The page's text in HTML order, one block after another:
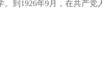
1926年9月，在共产党